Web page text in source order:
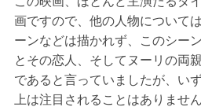
画ですので、他の人物について
ーンなどは描かれず、このシー
とその恋人、そしてヌーリの両
であると言っていましたが、い
上は注目されることはありません